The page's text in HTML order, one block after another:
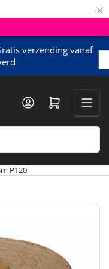
×
verzending vanaf
Mini-winkelwagen openen
P120